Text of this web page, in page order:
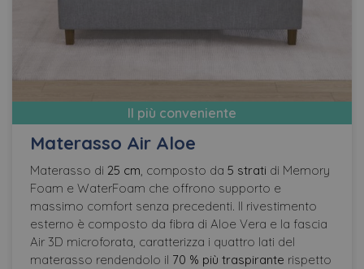
Il più conveniente
Materasso Air Aloe
Materasso di 25 cm, composto da 5 strati di Memory
Foam e WaterFoam che offrono supporto e
massimo comfort senza precedenti. Il rivestimento
esterno è composto da fibra di Aloe Vera e la fascia
Air 3D microforata, caratterizza i quattro lati del
materasso rendendolo il 70 % più traspirante rispetto